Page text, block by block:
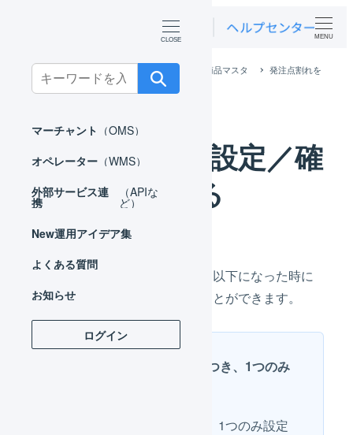
Search
for:
マーチャント （OMS）
オペレーター （WMS）
外部サービス連
携
（APIな
ど）
New運用アイデア集
よくある質問
お知らせ
ログイン
MENU
マーチャント マスタ 商品マスタ
発注点割れを
設定／確認する
発注点割れを設定／確
認する
商品のフリー在庫
数が、発注点以下になった時に
自動でお知らせメールを送ることができます。
発注点は1つの商品につき、1つのみ
発注点は1つの商品につき、1つのみ設定